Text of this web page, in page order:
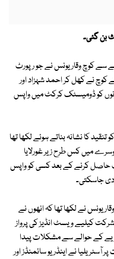
حوالے سے کوچ وقار یونس نے جو رپورٹ
نے کھل کر احمد شہزاد اور
کو ڈومیسٹک کرکٹ میں واپس
کا نشانہ بناتے ہوئے لکھا تھا
میں کس طرح زیر غورلایا
حاصل کرنے کے بعد کسی کو واپس
دی جاسکتی۔
نے لکھا تھا کہ انھوں نے
کیلیے ویسٹ انڈیز کی پرواز
کے حوالے سے مشکلات پیدا
نے اینڈریو سائمنڈز اور